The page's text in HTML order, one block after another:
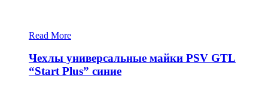
Read More
Чехлы универсальные майки PSV GTL
“Start Plus” синие